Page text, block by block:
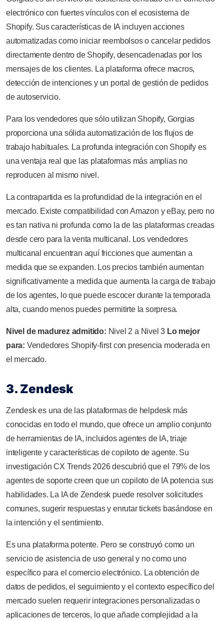
electrónico con fuertes vínculos con el ecosistema de
Shopify. Sus características de IA incluyen acciones
automatizadas como iniciar reembolsos o cancelar pedidos
directamente dentro de Shopify, desencadenadas por los
mensajes de los clientes. La plataforma ofrece macros,
detección de intenciones y un portal de gestión de pedidos
de autoservicio.
Para los vendedores que sólo utilizan Shopify, Gorgias
proporciona una sólida automatización de los flujos de
trabajo habituales. La profunda integración con Shopify es
una ventaja real que las plataformas más amplias no
reproducen al mismo nivel.
La contrapartida es la profundidad de la integración en el
mercado. Existe compatibilidad con Amazon y eBay, pero no
es tan nativa ni profunda como la de las plataformas creadas
desde cero para la venta multicanal. Los vendedores
multicanal encuentran aquí fricciones que aumentan a
medida que se expanden. Los precios también aumentan
significativamente a medida que aumenta la carga de trabajo
de los agentes, lo que puede escocer durante la temporada
alta, cuando menos puedes permitirte la sorpresa.
Nivel de madurez admitido: Nivel 2 a Nivel 3 Lo mejor
para: Vendedores Shopify-first con presencia moderada en
el mercado.
3. Zendesk
Zendesk es una de las plataformas de helpdesk más
conocidas en todo el mundo, que ofrece un amplio conjunto
de herramientas de IA, incluidos agentes de IA, triaje
inteligente y características de copiloto de agente. Su
investigación CX Trends 2026 descubrió que el 79% de los
agentes de soporte creen que un copiloto de IA potencia sus
habilidades. La IA de Zendesk puede resolver solicitudes
comunes, sugerir respuestas y enrutar tickets basándose en
la intención y el sentimiento.
Es una plataforma potente. Pero se construyó como un
servicio de asistencia de uso general y no como uno
específico para el comercio electrónico. La obtención de
datos de pedidos, el seguimiento y el contexto específico del
mercado suelen requerir integraciones personalizadas o
aplicaciones de terceros, lo que añade complejidad a la